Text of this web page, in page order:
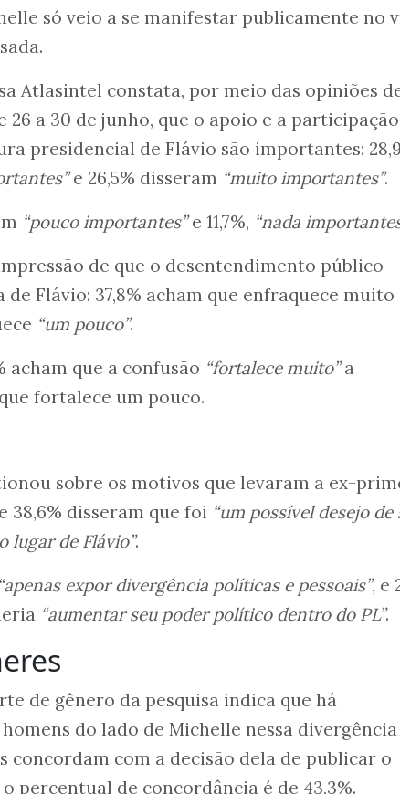
só veio a se manifestar publicamente no
Atlasintel constata, por meio das opiniões
26 a 30 de junho, que o apoio e a
presidencial de Flávio são importantes:
e 26,5% disseram “muito importantes”.
“pouco importantes”e 11,7%, “nada
de que o desentendimento público
Flávio: 37,8% acham que enfraquece muito
“um pouco”.
acham que a confusão “fortalece muito”a
fortalece um pouco.
sobre os motivos que levaram a ex-
38,6% disseram que foi “um possível desejo de
lugar de Flávio”.
“apenas expor divergência políticas e pessoais”, e
“aumentar seu poder político dentro do PL”.
de gênero da pesquisa indica que há
do lado de Michelle nessa
concordam com a decisão dela de publicar o
percentual de concordância é de 43,3%.